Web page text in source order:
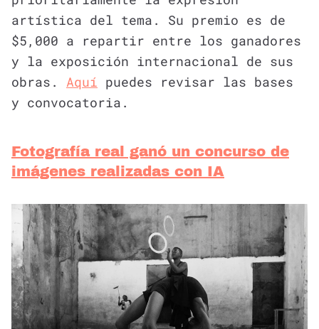
artística del tema. Su premio es de
$5,000 a repartir entre los ganadores
y la exposición internacional de sus
obras. Aquí puedes revisar las bases
y convocatoria.
Fotografía real ganó un concurso de
imágenes realizadas con IA